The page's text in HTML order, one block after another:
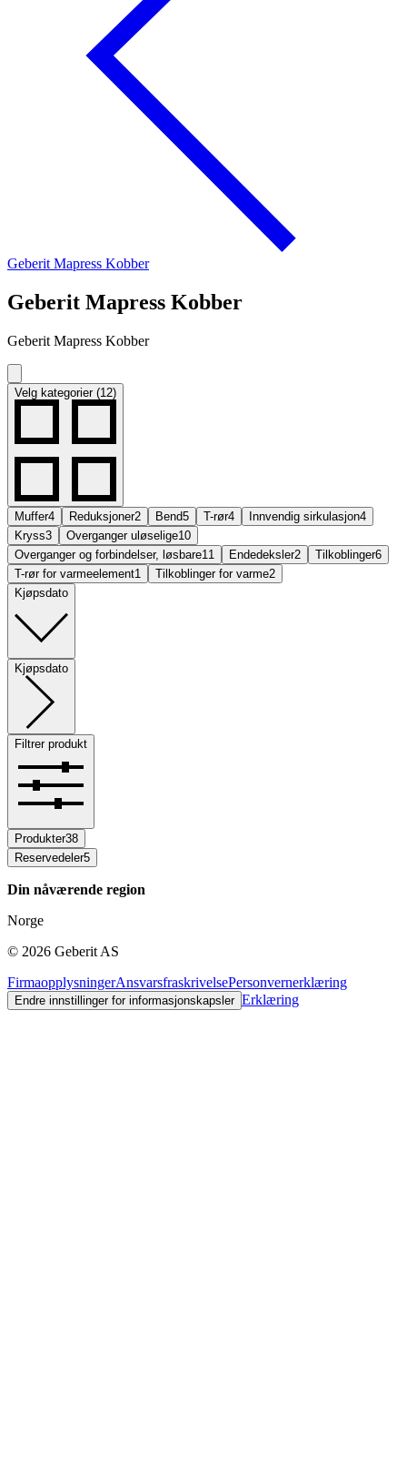
Geberit Mapress Kobber
Geberit Mapress Kobber
Geberit Mapress Kobber
Velg kategorier (12)
Muffer4 Reduksjoner2 Bend5 T-rør4 Innvendig sirkulasjon4
Kryss3 Overganger uløselige10
Overganger og forbindelser, løsbare11 Endedeksler2 Tilkoblinger6
T-rør for varmeelement1 Tilkoblinger for varme2
Kjøpsdato
Kjøpsdato
Filtrer produkt
Produkter38
Reservedeler5
Din nåværende region
Norge
© 2026 Geberit AS
FirmaopplysningerAnsvarsfraskrivelsePersonvernerklæring
Endre innstillinger for informasjonskapsler Erklæring